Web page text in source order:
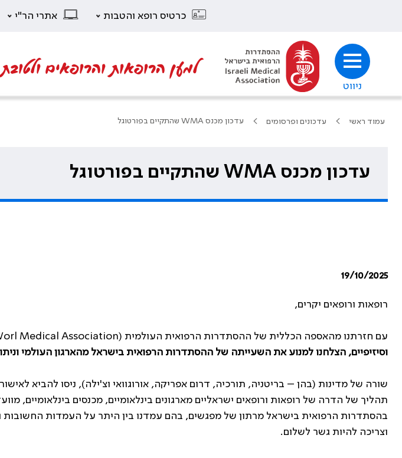
כרטיס רופא והטבות אתרי הר"י
ניווט
למען הרופאות והרופאים
עמוד ראשי עדכונים ופרסומים עדכון מכנס WMA שהתקיים בפורטוגל
עדכון מכנס WMA שהתקיים בפורטוגל
19/10/2025
רופאות ורופאים יקרים,
עם חזרתנו מהאספה הכללית של ההסתדרות הרפואית העולמית (Medical Association
וסיזיפיים, הצלחנו למנוע את השעייתה של ההסתדרות הרפואית בישראל מהארגון העולמי
שורה של מדינות (בהן – בריטניה, תורכיה, דרום אפריקה, אורוגוואי וצ'ילה), ניסו להביא
תהליך של הדרה של רופאות ורופאים ישראליים מארגונים בינלאומיים, מכנסים בינלאומיים,
בהסתדרות הרפואית בישראל מרתון של מפגשים, בהם עמדנו בין היתר על העמדות
וצריכה להיות גשר לשלום.